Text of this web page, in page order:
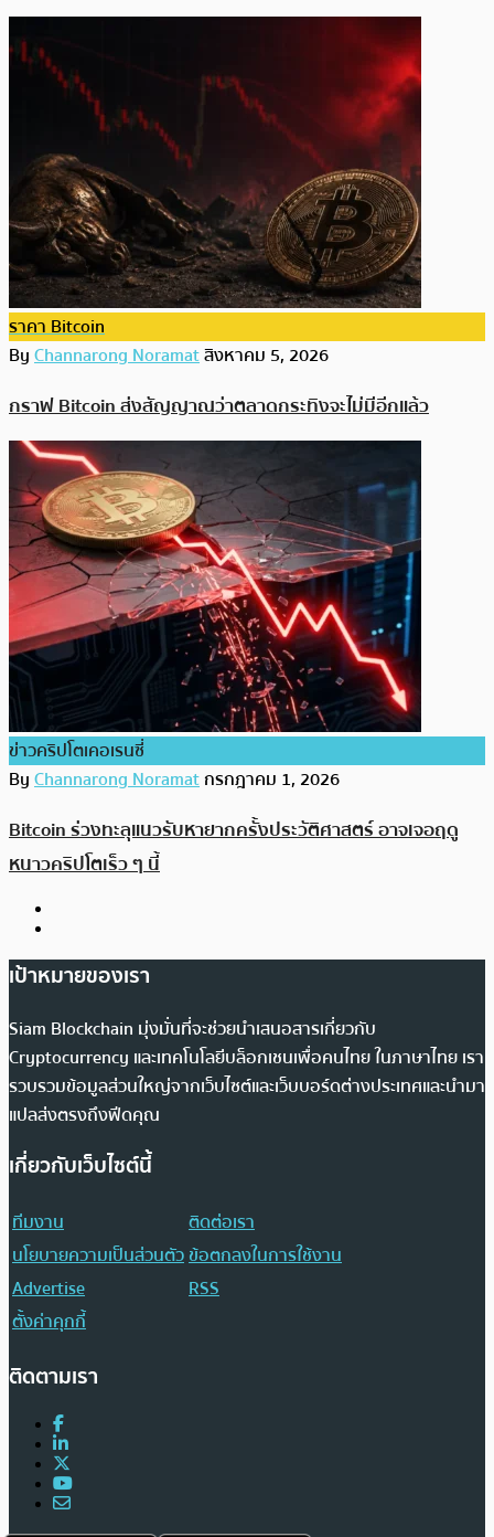
ราคา Bitcoin
ByChannarong Noramatสิงหาคม 5, 2026
กราฟ Bitcoin ส่งสัญญาณว่าตลาดกระทิงจะไม่มีอีกแล้ว
ข่าวคริปโตเคอเรนซี่
ByChannarong Noramatกรกฎาคม 1, 2026
Bitcoin ร่วงทะลุแนวรับหายากครั้งประวัติศาสตร์ อาจเจอฤดู
หนาวคริปโตเร็ว ๆ นี้
เป้าหมายของเรา
Siam Blockchain มุ่งมั่นที่จะช่วยนำเสนอสารเกี่ยวกับ
Cryptocurrency และเทคโนโลยีบล็อกเชนเพื่อคนไทย ในภาษาไทย เรา
รวบรวมข้อมูลส่วนใหญ่จากเว็บไซต์และเว็บบอร์ดต่างประเทศและนำมา
แปลส่งตรงถึงฟีดคุณ
เกี่ยวกับเว็บไซต์นี้
ทีมงาน
ติดต่อเรา
นโยบายความเป็นส่วนตัวข้อตกลงในการใช้งาน
Advertise
RSS
ตั้งค่าคุกกี้
ติดตามเรา